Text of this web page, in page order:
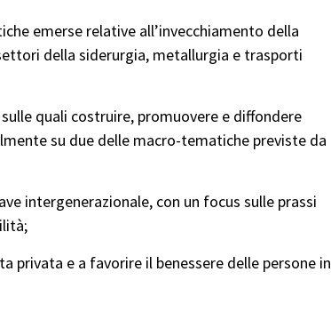
emerse relative all’invecchiamento della
della siderurgia, metallurgia e trasporti
quali costruire, promuovere e diffondere
su due delle macro-tematiche previste da
intergenerazionale, con un focus sulle prassi
privata e a favorire il benessere delle persone in